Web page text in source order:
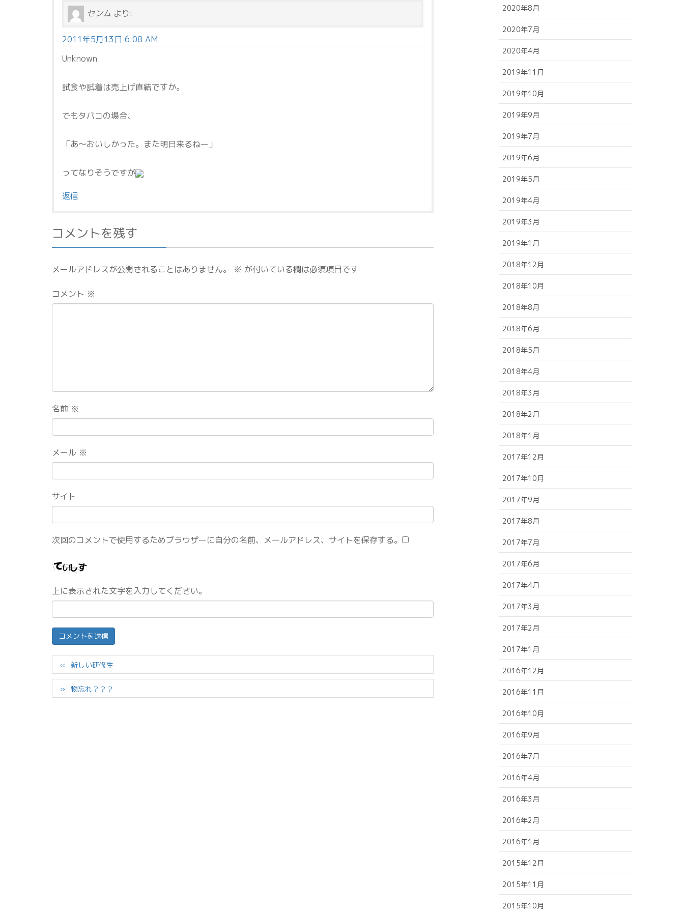
センム より:
2011年5月13日 6:08 AM
Unknown
試食や試着は売上げ直結ですか。
でもタバコの場合、
「あ～おいしかった。また明日来るねー」
ってなりそうですが
返信
コメントを残す
メールアドレスが公開されることはありません。 ※ が付いている欄は必須項目です
コメント ※
名前 ※
メール ※
サイト
次回のコメントで使用するためブラウザーに自分の名前、メールアドレス、サイトを保存する。
上に表示された文字を入力してください。
新しい研修生
物忘れ？？？
2020年8月
2020年7月
2020年4月
2019年11月
2019年10月
2019年9月
2019年7月
2019年6月
2019年5月
2019年4月
2019年3月
2019年1月
2018年12月
2018年10月
2018年8月
2018年6月
2018年5月
2018年4月
2018年3月
2018年2月
2018年1月
2017年12月
2017年10月
2017年9月
2017年8月
2017年7月
2017年6月
2017年4月
2017年3月
2017年2月
2017年1月
2016年12月
2016年11月
2016年10月
2016年9月
2016年7月
2016年4月
2016年3月
2016年2月
2016年1月
2015年12月
2015年11月
2015年10月